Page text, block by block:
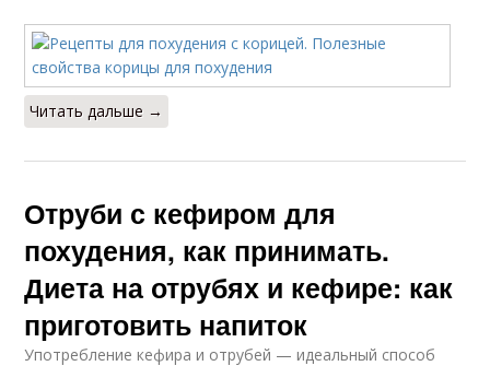
Читать дальше →
Отруби с кефиром для
похудения, как принимать.
Диета на отрубях и кефире: как
приготовить напиток
Употребление кефира и отрубей — идеальный способ